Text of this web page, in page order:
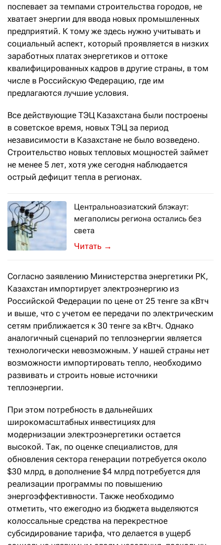
поспевает за темпами строительства городов, не
хватает энергии для ввода новых промышленных
предприятий. К тому же здесь нужно учитывать и
социальный аспект, который проявляется в низких
заработных платах энергетиков и оттоке
квалифицированных кадров в другие страны, в том
числе в Российскую Федерацию, где им
предлагаются лучшие условия.
Все действующие ТЭЦ Казахстана были построены
в советское время, новых ТЭЦ за период
независимости в Казахстане не было возведено.
Строительство новых тепловых мощностей займет
не менее 5 лет, хотя уже сегодня наблюдается
острый дефицит тепла в регионах.
Центральноазиатский блэкаут:
мегаполисы региона остались без
света
Ситуацию с отключением
→
Согласно заявлению Министерства энергетики РК,
Казахстан импортирует электроэнергию из
Российской Федерации по цене от 25 тенге за кВтч
и выше, что с учетом ее передачи по электрическим
сетям приближается к 30 тенге за кВтч. Однако
аналогичный сценарий по теплоэнергии является
технологически невозможным. У нашей страны нет
возможности импортировать тепло, необходимо
развивать и строить новые источники
теплоэнергии.
При этом потребность в дальнейших
широкомасштабных инвестициях для
модернизации электроэнергетики остается
высокой. Так, по оценке специалистов, для
обновления сектора генерации потребуется около
$30 млрд, в дополнение $4 млрд потребуется для
реализации программы по повышению
энергоэффективности. Также необходимо
отметить, что ежегодно из бюджета выделяются
колоссальные средства на перекрестное
субсидирование тарифа, что делается в ущерб